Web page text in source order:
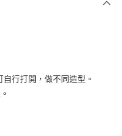
行打開，做不同造型。